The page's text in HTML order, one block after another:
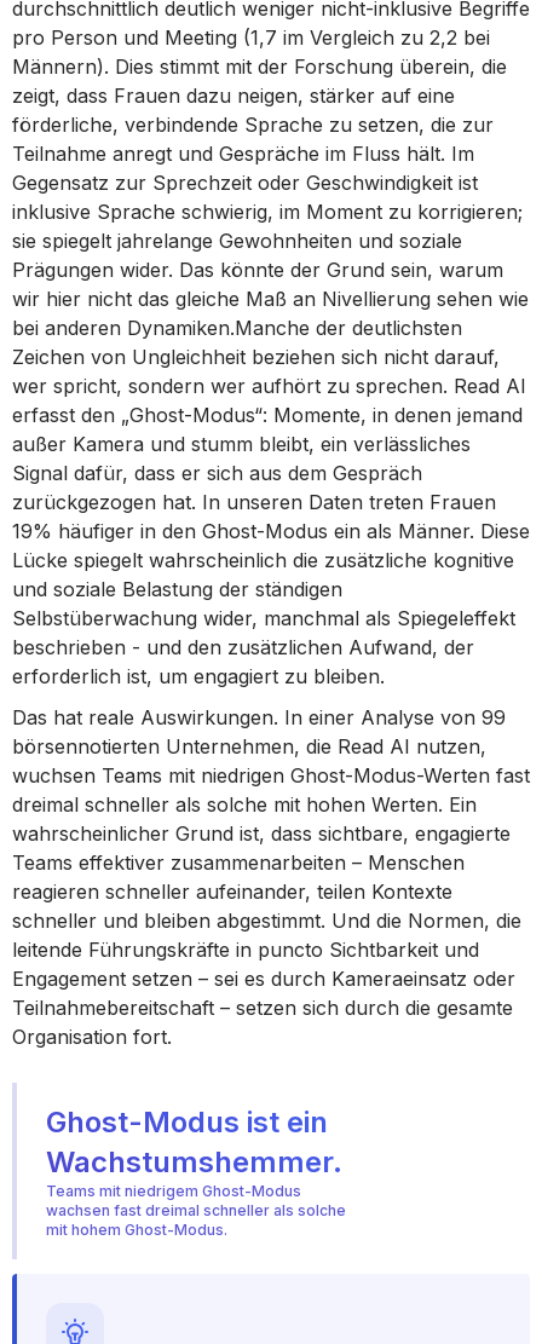
durchschnittlich deutlich weniger nicht-inklusive Begriffe
pro Person und Meeting (1,7 im Vergleich zu 2,2 bei
Männern). Dies stimmt mit der Forschung überein, die
zeigt, dass Frauen dazu neigen, stärker auf eine
förderliche, verbindende Sprache zu setzen, die zur
Teilnahme anregt und Gespräche im Fluss hält. Im
Gegensatz zur Sprechzeit oder Geschwindigkeit ist
inklusive Sprache schwierig, im Moment zu korrigieren;
sie spiegelt jahrelange Gewohnheiten und soziale
Prägungen wider. Das könnte der Grund sein, warum
wir hier nicht das gleiche Maß an Nivellierung sehen wie
bei anderen Dynamiken.Manche der deutlichsten
Zeichen von Ungleichheit beziehen sich nicht darauf,
wer spricht, sondern wer aufhört zu sprechen. Read AI
erfasst den „Ghost-Modus“: Momente, in denen jemand
außer Kamera und stumm bleibt, ein verlässliches
Signal dafür, dass er sich aus dem Gespräch
zurückgezogen hat. In unseren Daten treten Frauen
19% häufiger in den Ghost-Modus ein als Männer. Diese
Lücke spiegelt wahrscheinlich die zusätzliche kognitive
und soziale Belastung der ständigen
Selbstüberwachung wider, manchmal als Spiegeleffekt
beschrieben - und den zusätzlichen Aufwand, der
erforderlich ist, um engagiert zu bleiben.
Das hat reale Auswirkungen. In einer Analyse von 99
börsennotierten Unternehmen, die Read AI nutzen,
wuchsen Teams mit niedrigen Ghost-Modus-Werten fast
dreimal schneller als solche mit hohen Werten. Ein
wahrscheinlicher Grund ist, dass sichtbare, engagierte
Teams effektiver zusammenarbeiten – Menschen
reagieren schneller aufeinander, teilen Kontexte
schneller und bleiben abgestimmt. Und die Normen, die
leitende Führungskräfte in puncto Sichtbarkeit und
Engagement setzen – sei es durch Kameraeinsatz oder
Teilnahmebereitschaft – setzen sich durch die gesamte
Organisation fort.
Ghost-Modus ist ein
Wachstumshemmer.
Teams mit niedrigem Ghost-Modus
wachsen fast dreimal schneller als solche
mit hohem Ghost-Modus.